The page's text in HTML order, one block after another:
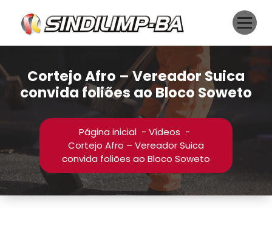
conteúdo
Cortejo Afro – Vereador Suica
convida foliões ao Bloco Soweto
Página inicial -Vídeos -
Cortejo Afro – Vereador Suica
convida foliões ao Bloco Soweto